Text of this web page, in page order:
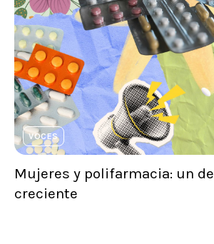
VOCES
Mujeres y polifarmacia: un
creciente